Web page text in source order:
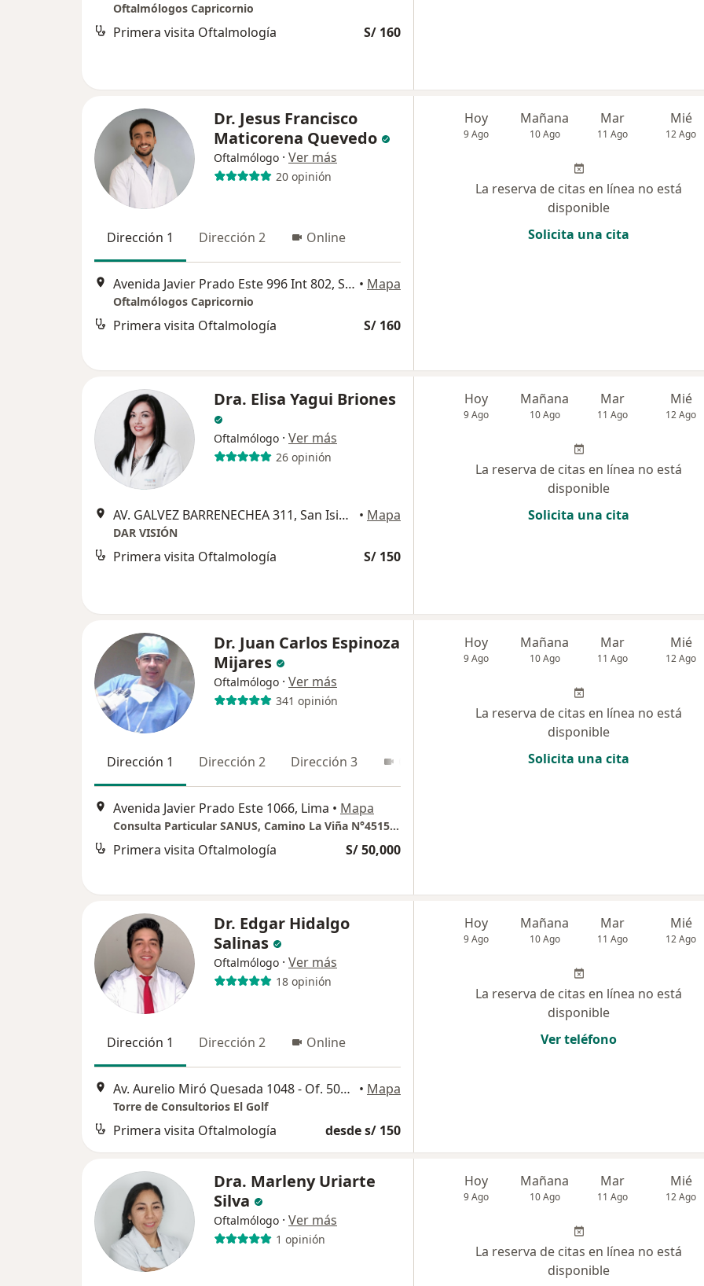
Oftalmólogos Capricornio
Primera visita Oftalmología S/ 160
Dr. Jesus Francisco
Maticorena Quevedo
Oftalmólogo · Ver más
20 opinión
Dirección 1 Dirección 2 Online
Avenida Javier Prado Este 996 Int 802, San Isidro • Mapa
Oftalmólogos Capricornio
Primera visita Oftalmología S/ 160
Hoy
9 Ago
Mañana
10 Ago
Mar
11 Ago
Mié
12 Ago
La reserva de citas en línea no está
disponible
Solicita una cita
Dra. Elisa Yagui Briones
Oftalmólogo · Ver más
26 opinión
AV. GALVEZ BARRENECHEA 311, San Isidro • Mapa
DAR VISIÓN
Primera visita Oftalmología S/ 150
Hoy
9 Ago
Mañana
10 Ago
Mar
11 Ago
Mié
12 Ago
La reserva de citas en línea no está
disponible
Solicita una cita
Dr. Juan Carlos Espinoza
Mijares
Oftalmólogo · Ver más
341 opinión
Dirección 1 Dirección 2 Dirección 3
Avenida Javier Prado Este 1066, Lima • Mapa
Consulta Particular SANUS, Camino La Viña N°4515, Talca, Chile
Primera visita Oftalmología S/ 50,000
Hoy
9 Ago
Mañana
10 Ago
Mar
11 Ago
Mié
12 Ago
La reserva de citas en línea no está
disponible
Solicita una cita
Dr. Edgar Hidalgo
Salinas
Oftalmólogo · Ver más
18 opinión
Dirección 1 Dirección 2 Online
Av. Aurelio Miró Quesada 1048 - Of. 507, San Isidro • Mapa
Torre de Consultorios El Golf
Primera visita Oftalmología desde s/ 150
Hoy
9 Ago
Mañana
10 Ago
Mar
11 Ago
Mié
12 Ago
La reserva de citas en línea no está
disponible
Ver teléfono
Dra. Marleny Uriarte
Silva
Oftalmólogo · Ver más
1 opinión
Hoy
9 Ago
Mañana
10 Ago
Mar
11 Ago
Mié
12 Ago
La reserva de citas en línea no está
disponible